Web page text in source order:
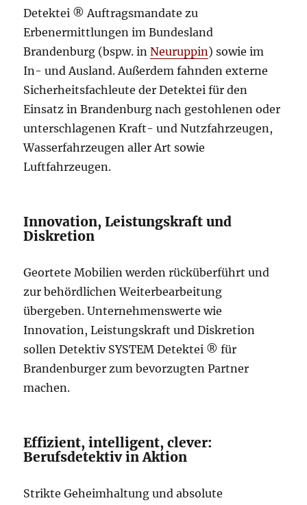
Detektei ® Auftragsmandate zu
Erbenermittlungen im Bundesland
Brandenburg (bspw. inNeuruppin) sowie im
In- und Ausland. Außerdem fahnden externe
Sicherheitsfachleute der Detektei für den
Einsatz in Brandenburg nach gestohlenen oder
unterschlagenen Kraft- und Nutzfahrzeugen,
Wasserfahrzeugen aller Art sowie
Luftfahrzeugen.
Innovation, Leistungskraft und
Diskretion
Geortete Mobilien werden rücküberführt und
zur behördlichen Weiterbearbeitung
übergeben. Unternehmenswerte wie
Innovation, Leistungskraft und Diskretion
sollen Detektiv SYSTEM Detektei ® für
Brandenburger zum bevorzugten Partner
machen.
Effizient, intelligent, clever:
Berufsdetektiv in Aktion
Strikte Geheimhaltung und absolute